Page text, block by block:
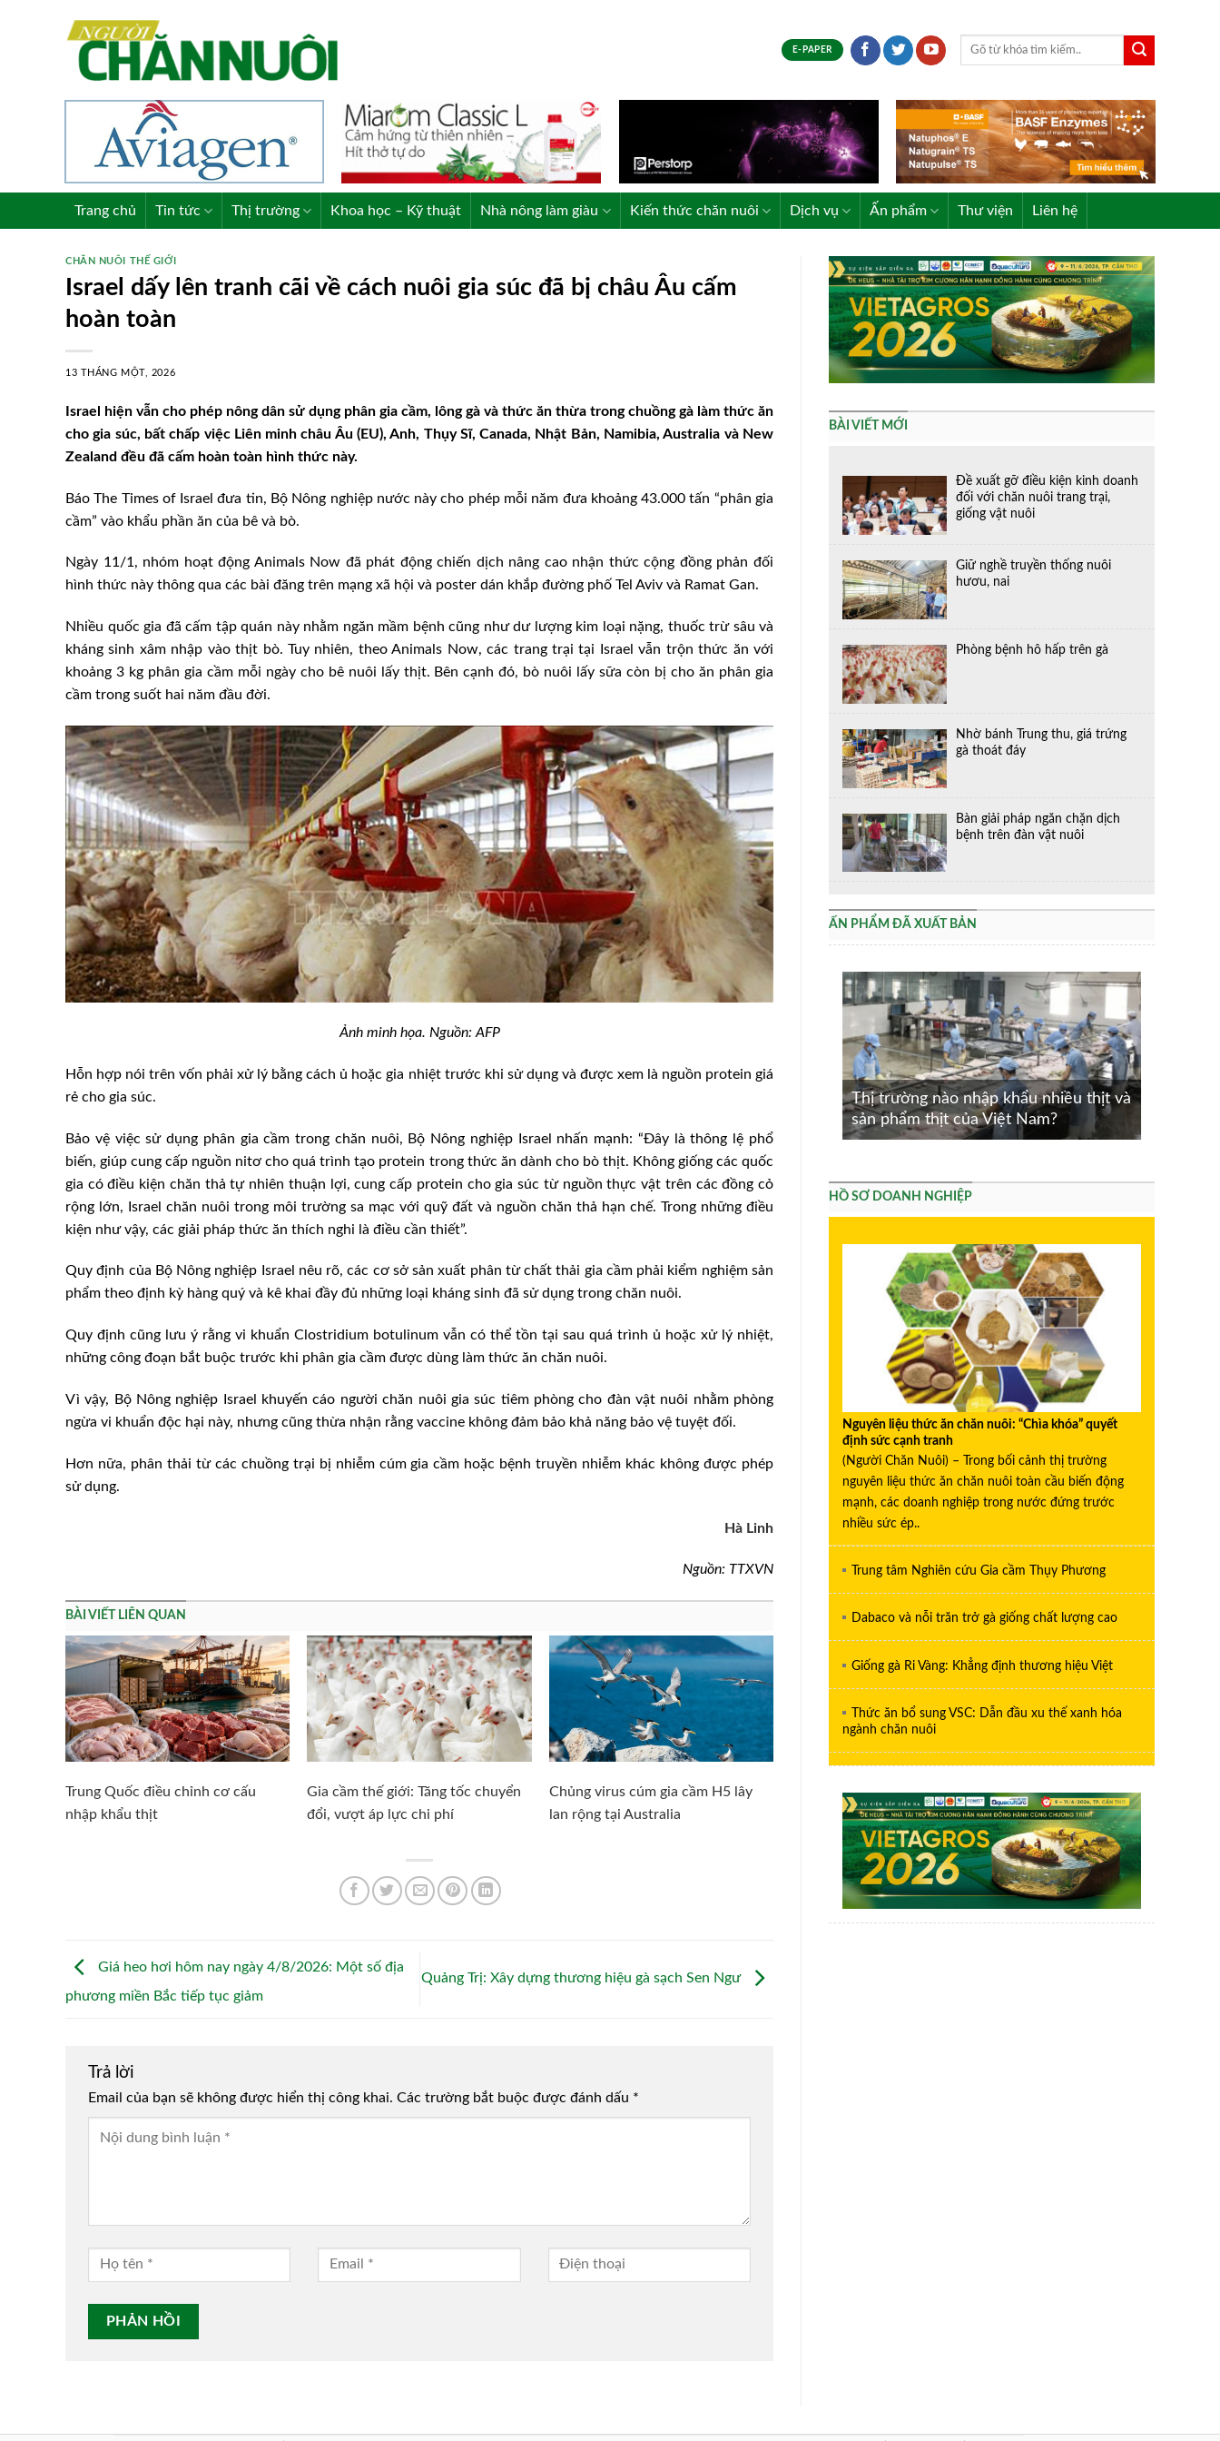
E-PAPER
Trang chủ Tin tức Thị trường Khoa học – Kỹ thuật Nhà nông làm giàu Kiến thức chăn nuôi Dịch vụ Ấn phẩm Thư viện Liên hệ
CHĂN NUÔI THẾ GIỚI
Israel dấy lên tranh cãi về cách nuôi gia súc đã bị châu Âu cấm
hoàn toàn
13 THÁNG MỘT, 2026
Israel hiện vẫn cho phép nông dân sử dụng phân gia cầm, lông gà và thức ăn thừa trong chuồng gà làm thức ăn
cho gia súc, bất chấp việc Liên minh châu Âu (EU), Anh, Thụy Sĩ, Canada, Nhật Bản, Namibia, Australia và New
Zealand đều đã cấm hoàn toàn hình thức này.
Báo The Times of Israel đưa tin, Bộ Nông nghiệp nước này cho phép mỗi năm đưa khoảng 43.000 tấn “phân gia
cầm” vào khẩu phần ăn của bê và bò.
Ngày 11/1, nhóm hoạt động Animals Now đã phát động chiến dịch nâng cao nhận thức cộng đồng phản đối
hình thức này thông qua các bài đăng trên mạng xã hội và poster dán khắp đường phố Tel Aviv và Ramat Gan.
Nhiều quốc gia đã cấm tập quán này nhằm ngăn mầm bệnh cũng như dư lượng kim loại nặng, thuốc trừ sâu và
kháng sinh xâm nhập vào thịt bò. Tuy nhiên, theo Animals Now, các trang trại tại Israel vẫn trộn thức ăn với
khoảng 3 kg phân gia cầm mỗi ngày cho bê nuôi lấy thịt. Bên cạnh đó, bò nuôi lấy sữa còn bị cho ăn phân gia
cầm trong suốt hai năm đầu đời.
Ảnh minh họa. Nguồn: AFP
Hỗn hợp nói trên vốn phải xử lý bằng cách ủ hoặc gia nhiệt trước khi sử dụng và được xem là nguồn protein giá
rẻ cho gia súc.
Bảo vệ việc sử dụng phân gia cầm trong chăn nuôi, Bộ Nông nghiệp Israel nhấn mạnh: “Đây là thông lệ phổ
biến, giúp cung cấp nguồn nitơ cho quá trình tạo protein trong thức ăn dành cho bò thịt. Không giống các quốc
gia có điều kiện chăn thả tự nhiên thuận lợi, cung cấp protein cho gia súc từ nguồn thực vật trên các đồng cỏ
rộng lớn, Israel chăn nuôi trong môi trường sa mạc với quỹ đất và nguồn chăn thả hạn chế. Trong những điều
kiện như vậy, các giải pháp thức ăn thích nghi là điều cần thiết”.
Quy định của Bộ Nông nghiệp Israel nêu rõ, các cơ sở sản xuất phân từ chất thải gia cầm phải kiểm nghiệm sản
phẩm theo định kỳ hàng quý và kê khai đầy đủ những loại kháng sinh đã sử dụng trong chăn nuôi.
Quy định cũng lưu ý rằng vi khuẩn Clostridium botulinum vẫn có thể tồn tại sau quá trình ủ hoặc xử lý nhiệt,
những công đoạn bắt buộc trước khi phân gia cầm được dùng làm thức ăn chăn nuôi.
Vì vậy, Bộ Nông nghiệp Israel khuyến cáo người chăn nuôi gia súc tiêm phòng cho đàn vật nuôi nhằm phòng
ngừa vi khuẩn độc hại này, nhưng cũng thừa nhận rằng vaccine không đảm bảo khả năng bảo vệ tuyệt đối.
Hơn nữa, phân thải từ các chuồng trại bị nhiễm cúm gia cầm hoặc bệnh truyền nhiễm khác không được phép
sử dụng.
Hà Linh
Nguồn: TTXVN
BÀI VIẾT LIÊN QUAN
Trung Quốc điều chỉnh cơ cấu
nhập khẩu thịt
Gia cầm thế giới: Tăng tốc chuyển
đổi, vượt áp lực chi phí
Chủng virus cúm gia cầm H5 lây
lan rộng tại Australia
Giá heo hơi hôm nay ngày 4/8/2026: Một số địa
phương miền Bắc tiếp tục giảm
Quảng Trị: Xây dựng thương hiệu gà sạch Sen Ngư
Trả lời
Email của bạn sẽ không được hiển thị công khai. Các trường bắt buộc được đánh dấu *
Alternative:
BÀI VIẾT MỚI
Đề xuất gỡ điều kiện kinh doanh
đối với chăn nuôi trang trại,
giống vật nuôi
Giữ nghề truyền thống nuôi
hươu, nai
Phòng bệnh hô hấp trên gà
Nhờ bánh Trung thu, giá trứng
gà thoát đáy
Bàn giải pháp ngăn chặn dịch
bệnh trên đàn vật nuôi
ẤN PHẨM ĐÃ XUẤT BẢN
Thị trường nào nhập khẩu nhiều thịt và
sản phẩm thịt của Việt Nam?
lớn – động lực tăng
Phó Thủ tướng Bùi Thanh Sơn thăm
HỒ SƠ DOANH NGHIỆP
Nguyên liệu thức ăn chăn nuôi: “Chìa khóa” quyết
định sức cạnh tranh
(Người Chăn Nuôi) – Trong bối cảnh thị trường
nguyên liệu thức ăn chăn nuôi toàn cầu biến động
mạnh, các doanh nghiệp trong nước đứng trước
nhiều sức ép..
Trung tâm Nghiên cứu Gia cầm Thụy Phương
Dabaco và nỗi trăn trở gà giống chất lượng cao
Giống gà Ri Vàng: Khẳng định thương hiệu Việt
Thức ăn bổ sung VSC: Dẫn đầu xu thế xanh hóa
ngành chăn nuôi